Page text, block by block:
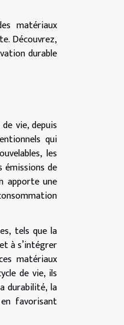
matériaux
Découvrez,
durable
vie, depuis
qui
les
émissions de
apporte une
tels que la
à s’intégrer
matériaux
de vie, ils
durabilité, la
favorisant